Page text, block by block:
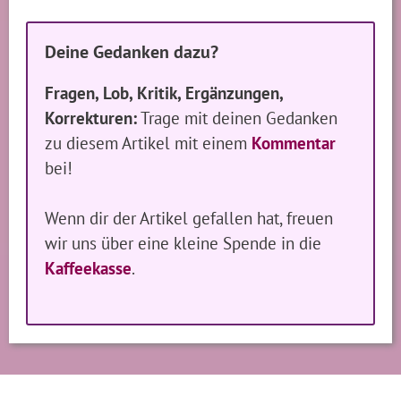
Deine Gedanken dazu?
Fragen, Lob, Kritik, Ergänzungen,
Korrekturen:Trage mit deinen Gedanken
zu diesem Artikel mit einem Kommentar
bei!
Wenn dir der Artikel gefallen hat, freuen
wir uns über eine kleine Spende in die
Kaffeekasse.